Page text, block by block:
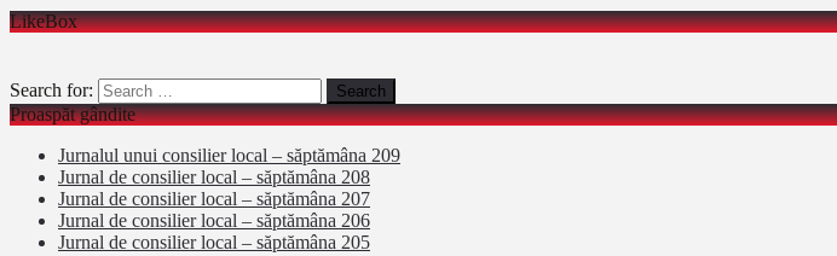
LikeBox
Search for:
Proaspăt gândite
Jurnalul unui consilier local – săptămâna 209
Jurnal de consilier local – săptămâna 208
Jurnal de consilier local – săptămâna 207
Jurnal de consilier local – săptămâna 206
Jurnal de consilier local – săptămâna 205